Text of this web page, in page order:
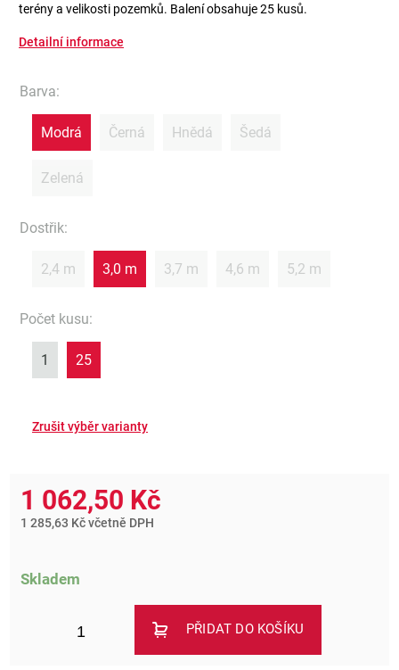
terény a velikosti pozemků. Balení obsahuje 25 kusů.
Detailní informace
Barva:
Modrá Černá Hnědá Šedá
Zelená
Dostřik:
2,4 m 3,0 m 3,7 m 4,6 m 5,2 m
Počet kusu:
1 25
1 062,50 Kč
1 285,63 Kč včetně DPH
Skladem
PŘIDAT DO KOŠÍKU